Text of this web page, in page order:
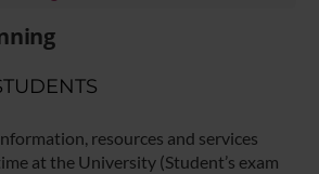
resources and services
at the University (Student’s exam